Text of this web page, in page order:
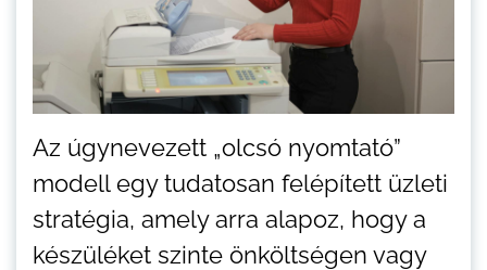
Az úgynevezett „olcsó nyomtató”
modell egy tudatosan felépített üzleti
stratégia, amely arra alapoz, hogy a
készüléket szinte önköltségen vagy